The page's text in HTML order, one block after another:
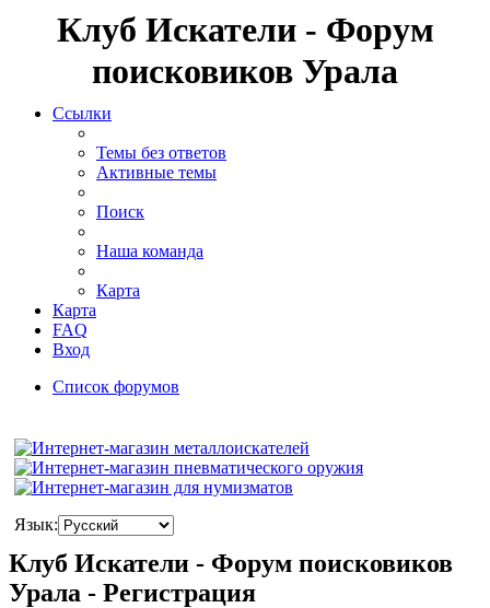
Клуб Искатели - Форум
поисковиков Урала
Ссылки
Темы без ответов
Активные темы
Поиск
Наша команда
Карта
Карта
FAQ
Вход
Список форумов
Язык:
Клуб Искатели - Форум поисковиков
Урала - Регистрация